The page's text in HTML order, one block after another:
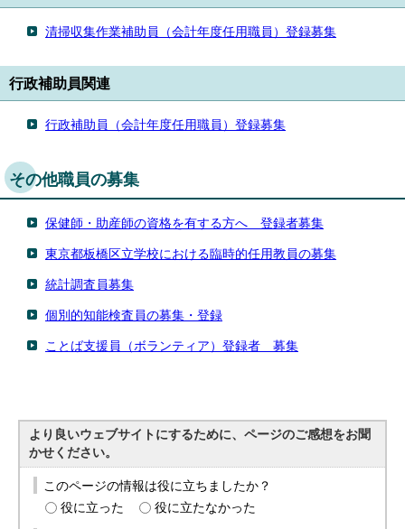
清掃収集作業補助員（会計年度任用職員）登録募集
行政補助員関連
行政補助員（会計年度任用職員）登録募集
その他職員の募集
保健師・助産師の資格を有する方へ 登録者募集
東京都板橋区立学校における臨時的任用教員の募集
統計調査員募集
個別的知能検査員の募集・登録
ことば支援員（ボランティア）登録者 募集
より良いウェブサイトにするために、ページのご感想をお聞
かせください。
このページの情報は役に立ちましたか？
役に立った
役に立たなかった